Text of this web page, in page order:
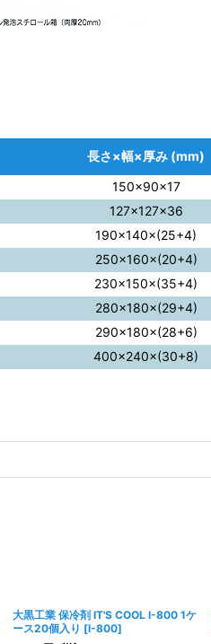
長さ×幅×厚み (mm)
150×90×17
127×127×36
190×140×(25+4)
250×160×(20+4)
230×150×(35+4)
280×180×(29+4)
290×180×(28+6)
400×240×(30+8)
大黒工業 保冷剤 IT'S COOL I-800 1ケ
ース20個入り [I-800]